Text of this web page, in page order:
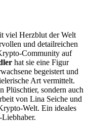
viel Herzblut der Welt
und detailreichen
Community auf
hat sie eine Figur
begeistert und
Art vermittelt.
Plüschtier, sondern auch
von Lina Seiche und
Welt. Ein ideales